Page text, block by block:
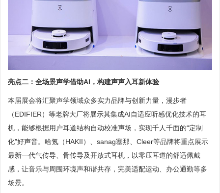
亮点二：全场景声学借助AI，构建声声入耳新体验
本届展会将汇聚声学领域众多实力品牌与创新力量，漫步者
（EDIFIER）等老牌大厂将展示其集成AI自适应听感优化技术的耳
机，能够根据用户耳道结构自动校准声场，实现千人千面的“定制
化”好声音。哈氪（HAKII）、sanag塞那、Cleer等品牌将重点展示
最新一代气传导、骨传导及开放式耳机，以零压耳道的舒适佩戴
感，让音乐与周围环境声和谐共存，完美适配运动、办公通勤等多
场景。